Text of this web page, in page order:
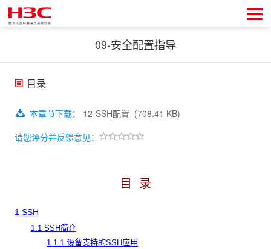
09-安全配置指导
目录
本章节下载： 12-SSH配置 (708.41 KB)
请您评分并反馈意见：
目 录
1 SSH
1.1 SSH简介
1.1.1 设备支持的SSH应用